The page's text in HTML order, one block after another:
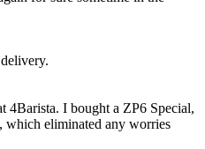
4Barista. I bought a ZP6 Special,
which eliminated any worries